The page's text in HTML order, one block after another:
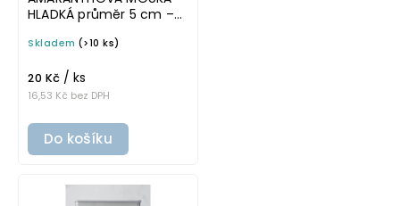
HLADKÁ průměr 5 cm –
písmu, omyvatelná
potravinové dózy
Skladem (>10 ks)
16,53 Kč bez DPH
20 Kč / ks
Do košíku